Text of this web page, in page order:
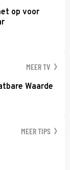
op voor
MEER TV
Waarde
MEER TIPS